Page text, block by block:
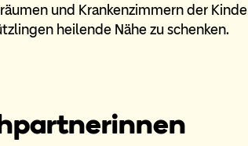
und Krankenzimmern der
heilende Nähe zu schenken.